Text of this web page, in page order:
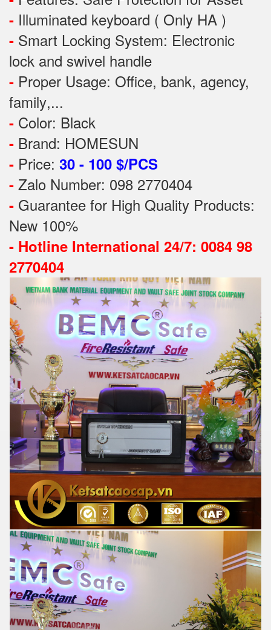
- Illuminated keyboard ( Only HA )
- Smart Locking System: Electronic
lock and swivel handle
- Proper Usage: Office, bank, agency,
family,...
- Color: Black
- Brand: HOMESUN
- Price: 30 - 100 $/PCS
- Zalo Number: 098 2770404
- Guarantee for High Quality Products:
New 100%
- Hotline International 24/7: 0084 98
2770404